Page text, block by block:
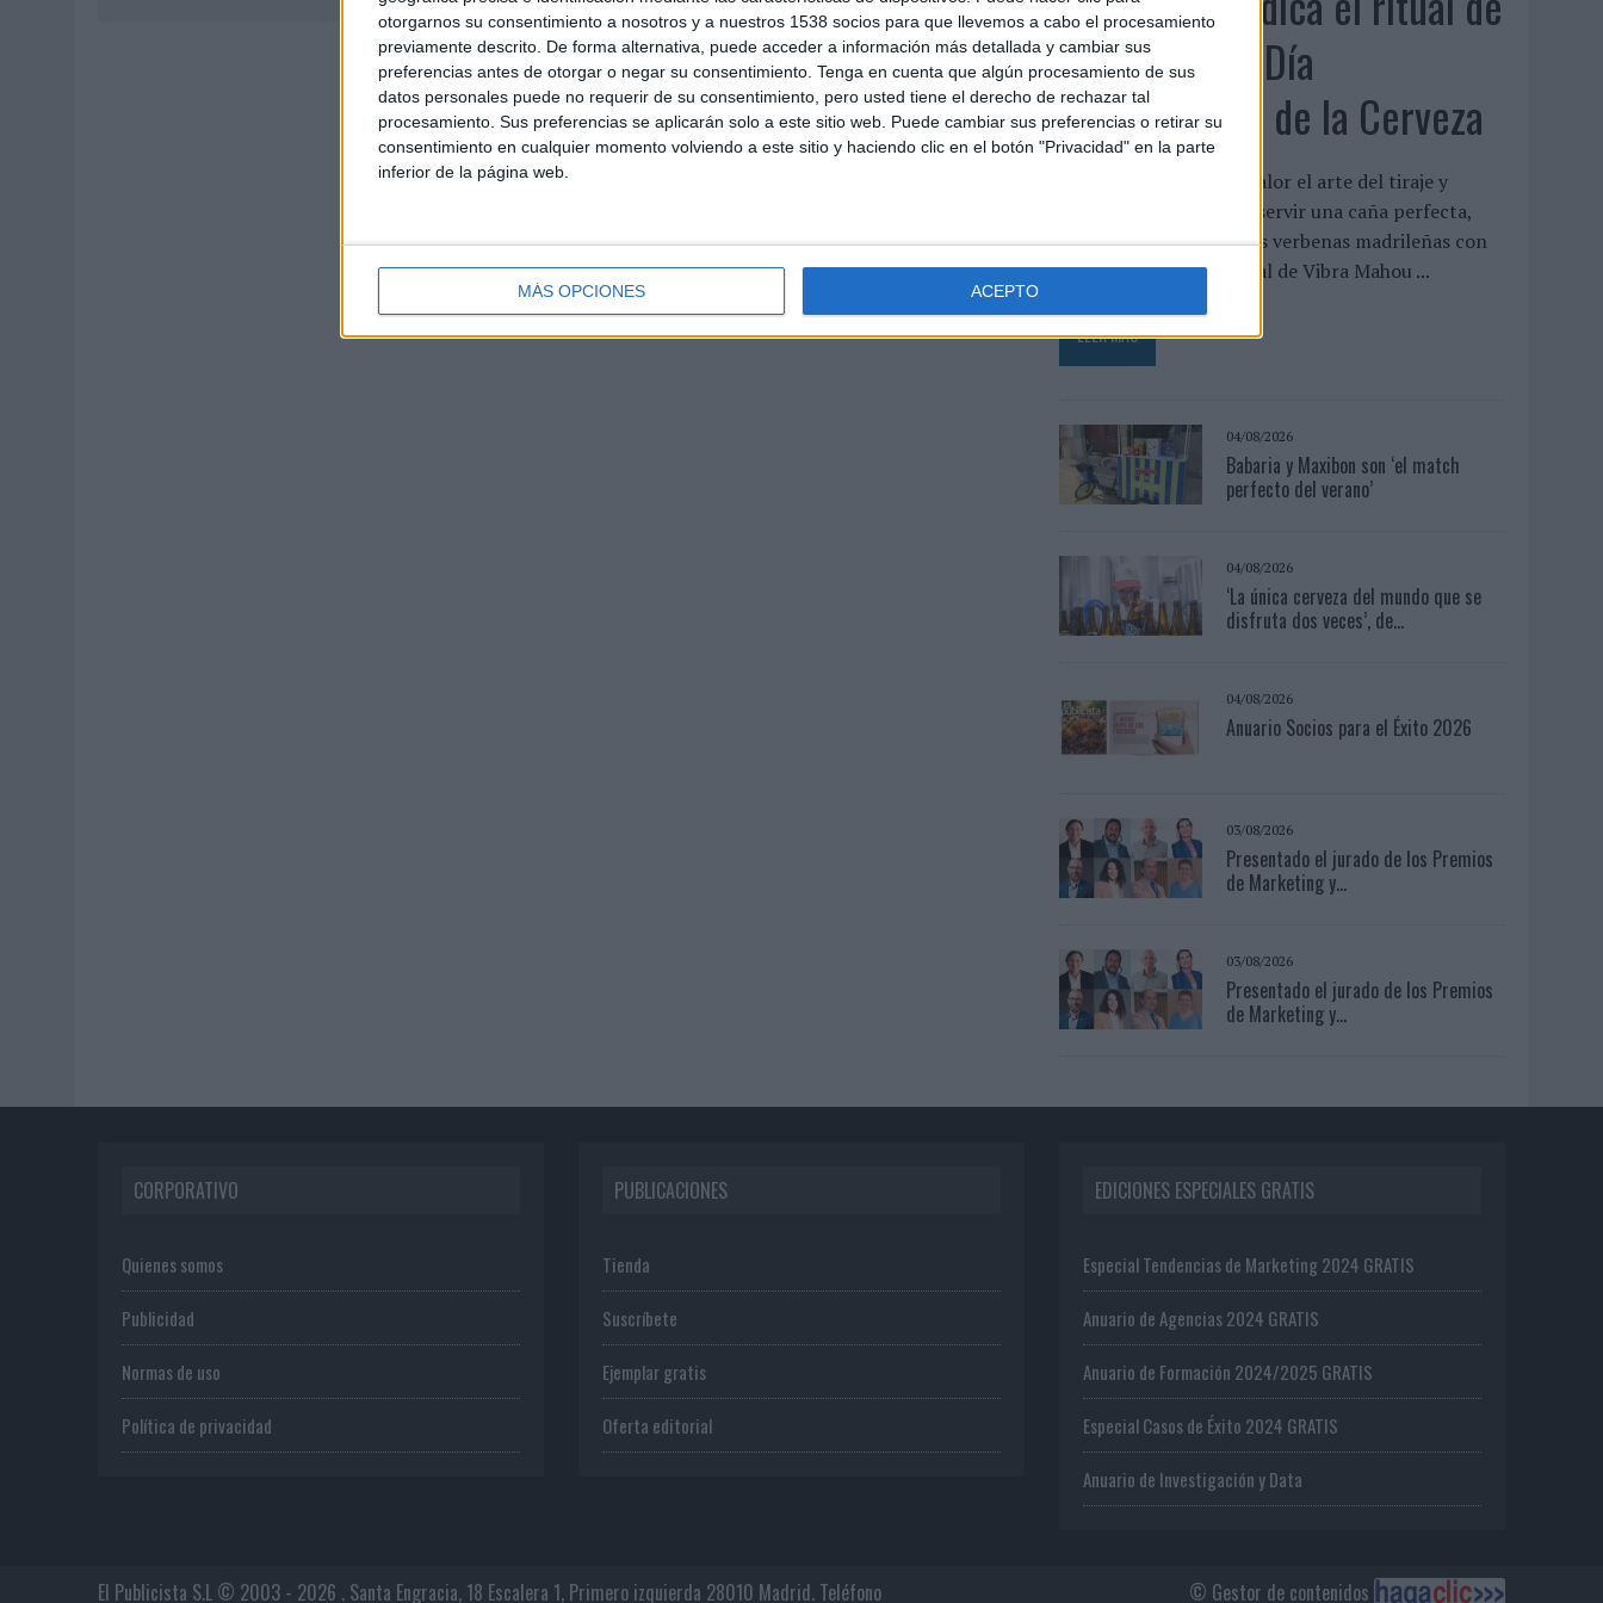
otorgarnos su consentimiento a nosotros y a nuestros 1538 socios para que llevemos a cabo el procesamiento
previamente descrito. De forma alternativa, puede acceder a información más detallada y cambiar sus
preferencias antes de otorgar o negar su consentimiento. Tenga en cuenta que algún procesamiento de sus
datos personales puede no requerir de su consentimiento, pero usted tiene el derecho de rechazar tal
procesamiento. Sus preferencias se aplicarán solo a este sitio web. Puede cambiar sus preferencias o retirar su
consentimiento en cualquier momento volviendo a este sitio y haciendo clic en el botón "Privacidad" en la parte
inferior de la página web.
MÁS OPCIONES ACEPTO
la caña en el Día
Internacional de la Cerveza
La cervecera pone en valor el arte del tiraje y
desvela las claves para servir una caña perfecta,
además de sumarse a las verbenas madrileñas con
la programación musical de Vibra Mahou ...
LEER MÁS
04/08/2026
Babaria y Maxibon son ‘el match
perfecto del verano’
04/08/2026
‘La única cerveza del mundo que se
disfruta dos veces’, de...
04/08/2026
Anuario Socios para el Éxito 2026
03/08/2026
Presentado el jurado de los Premios
de Marketing y...
03/08/2026
Presentado el jurado de los Premios
de Marketing y...
CORPORATIVO
Quienes somos
Publicidad
Normas de uso
Política de privacidad
PUBLICACIONES
Tienda
Suscríbete
Ejemplar gratis
Oferta editorial
EDICIONES ESPECIALES GRATIS
Especial Tendencias de Marketing 2024 GRATIS
Anuario de Agencias 2024 GRATIS
Anuario de Formación 2024/2025 GRATIS
Especial Casos de Éxito 2024 GRATIS
Anuario de Investigación y Data
© Gestor de contenidos
El Publicista S.L © 2003 - 2026 . Santa Engracia, 18 Escalera 1, Primero izquierda 28010 Madrid. Teléfono